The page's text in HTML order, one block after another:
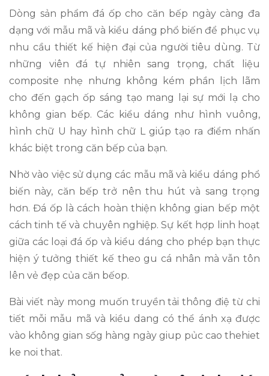
Dòng sản phẩm đá ốp cho căn bếp ngày càng đa
dạng với mẫu mã và kiểu dáng phổ biến để phục vụ
nhu cầu thiết kế hiện đại của người tiêu dùng. Từ
những viên đá tự nhiên sang trọng, chất liệu
composite nhẹ nhưng không kém phần lịch lãm
cho đến gạch ốp sáng tạo mang lại sự mới lạ cho
không gian bếp. Các kiểu dáng như hình vuông,
hình chữ U hay hình chữ L giúp tạo ra điểm nhấn
khác biệt trong căn bếp của bạn.
Nhờ vào việc sử dụng các mẫu mã và kiểu dáng phổ
biến này, căn bếp trở nên thu hút và sang trọng
hơn. Đá ốp là cách hoàn thiện không gian bếp một
cách tinh tế và chuyên nghiệp. Sự kết hợp linh hoạt
giữa các loại đá ốp và kiểu dáng cho phép bạn thực
hiện ý tưởng thiết kế theo gu cá nhân mà vẫn tôn
lên vẻ đẹp của căn bếop.
Bài viết này mong muốn truyền tải thông điệ từ chi
tiết mỗi mẫu mã và kiều dang có thể ánh xạ được
vào không gian sốg hàng ngày giup pủc cao thehiet
ke noi that.